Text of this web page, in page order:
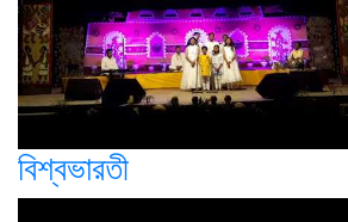
বিশ্বভারতী